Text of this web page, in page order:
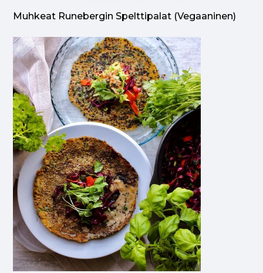
Muhkeat Runebergin Spelttipalat (vegaaninen)